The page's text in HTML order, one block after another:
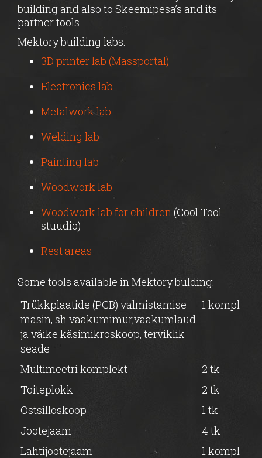
building and also to Skeemipesa’s and its
partner tools.
Mektory building labs:
3D printer lab (Massportal)
Electronics lab
Metalwork lab
Welding lab
Painting lab
Woodwork lab
Woodwork lab for children(Cool Tool
stuudio)
Rest areas
Some tools available in Mektory bulding:
Trükkplaatide (PCB) valmistamise
masin, sh vaakumimur,vaakumlaud
ja väike käsimikroskoop, terviklik
seade
1 kompl
Multimeetri komplekt
2 tk
Toiteplokk
2 tk
Ostsilloskoop
1 tk
Jootejaam
4 tk
Lahtijootejaam
1 kompl